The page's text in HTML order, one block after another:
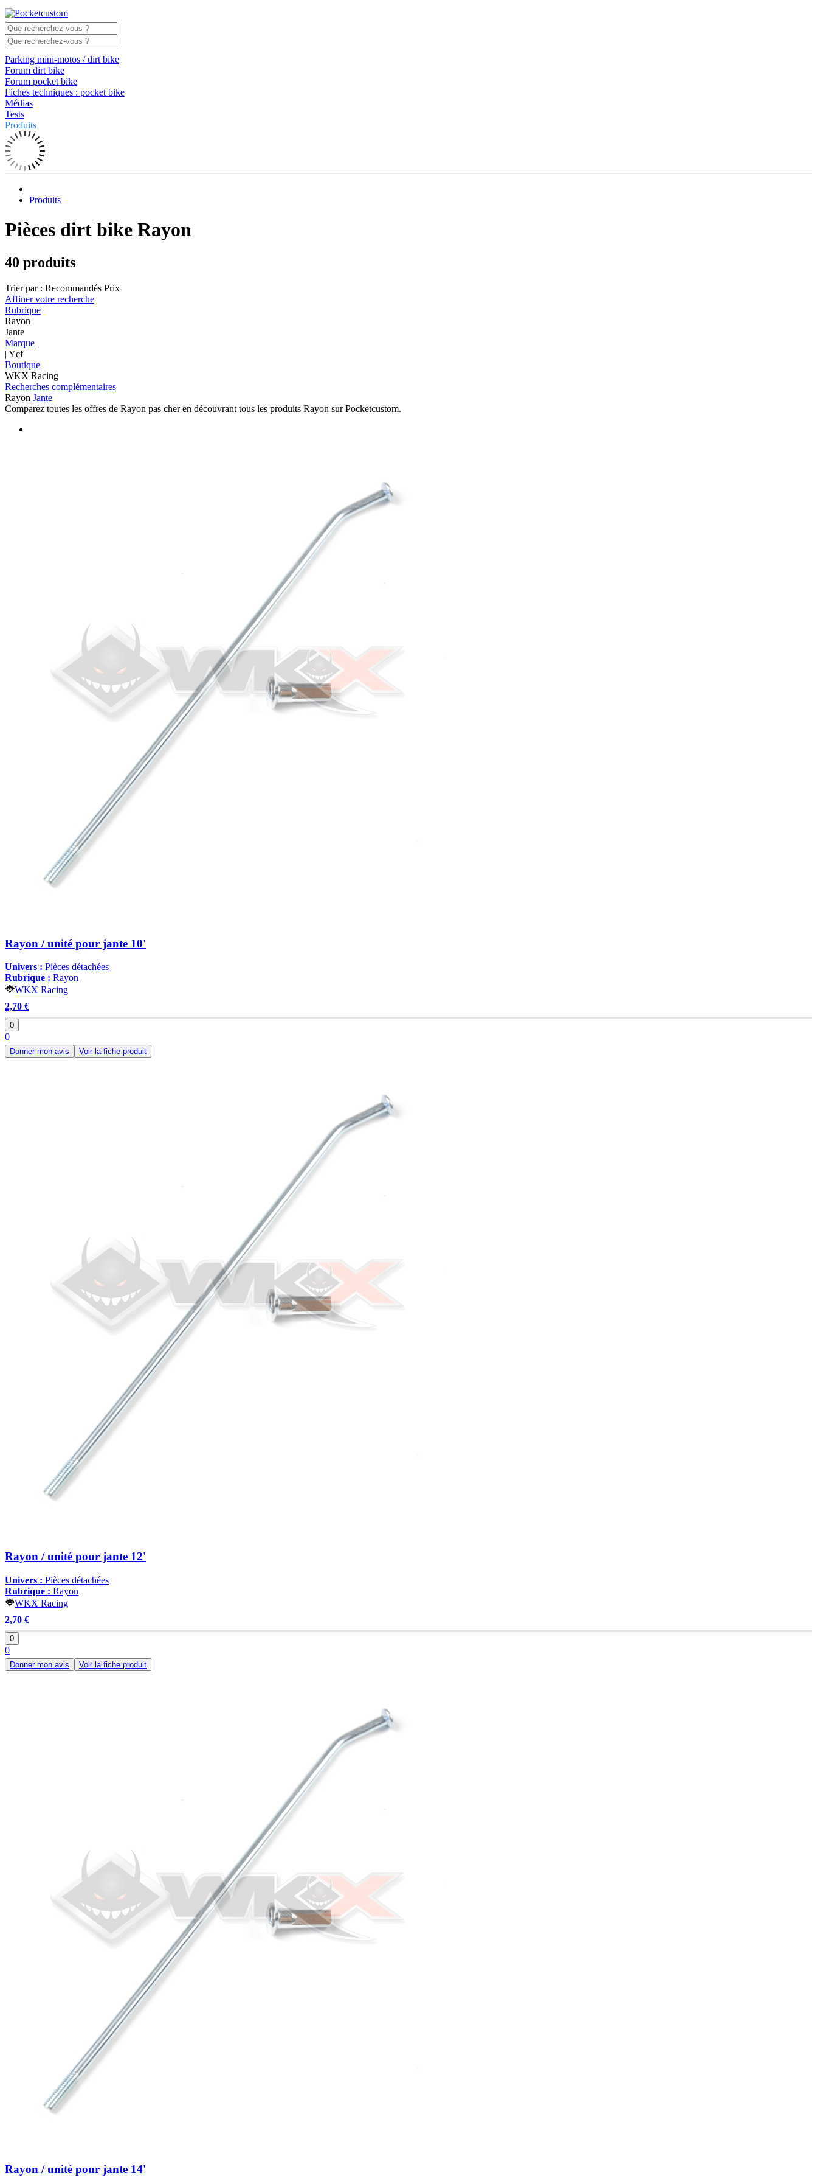
Parking mini-motos / dirt bike
Forum dirt bike
Forum pocket bike
Fiches techniques : pocket bike
Médias
Tests
Produits
Produits
Pièces dirt bike Rayon
40 produits
Trier par : Recommandés Prix
Affiner votre recherche
Rubrique
Rayon
Jante
Marque
| Ycf
Boutique
WKX Racing
Recherches complémentaires
Rayon Jante
Comparez toutes les offres de Rayon pas cher en découvrant tous les produits Rayon sur Pocketcustom.
Rayon / unité pour jante 10'
Univers : Pièces détachées
Rubrique : Rayon
WKX Racing
2,70 €
0
0
Donner mon avis Voir la fiche produit
Rayon / unité pour jante 12'
Univers : Pièces détachées
Rubrique : Rayon
WKX Racing
2,70 €
0
0
Donner mon avis Voir la fiche produit
Rayon / unité pour jante 14'